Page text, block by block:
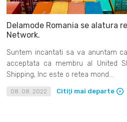
Delamode Romania se alatura
Network.
Suntem incantati sa va anuntam
acceptata ca membru al United
Shipping, Inc este o retea mond...
08. 08. 2022 Citiţi mai departe